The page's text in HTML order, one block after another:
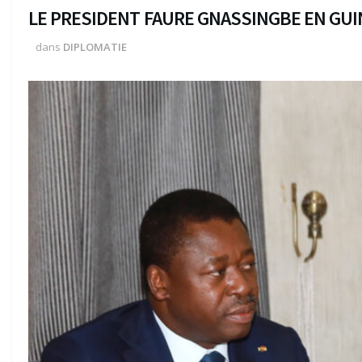
LE PRESIDENT FAURE GNASSINGBE EN
dans DIPLOMATIE